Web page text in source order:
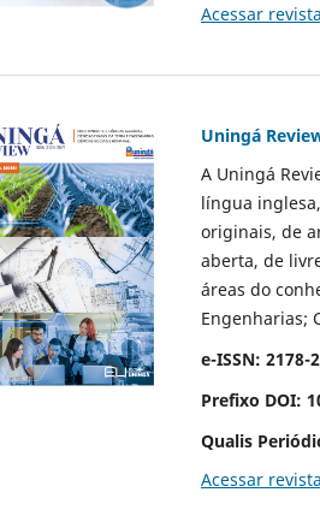
Acessar revista
Uningá
A Uningá
língua
originais, de
aberta, de
áreas do
Engenharias;
e-ISSN: 2178-
Prefixo DOI:
Qualis
Acessar revista